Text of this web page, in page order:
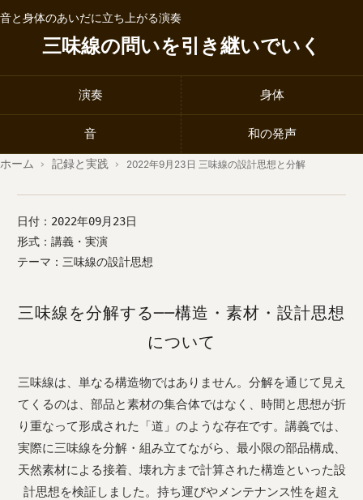
音と身体のあいだに立ち上がる演奏
三味線の問いを引き継いでいく
演奏 身体
音 和の発声
ホーム › 記録と実践 › 2022年9月23日 三味線の設計思想と分解
日付：2022年09月23日
形式：講義・実演
テーマ：三味線の設計思想
三味線を分解する──構造・素材・設計思想
について
三味線は、単なる構造物ではありません。分解を通じて見え
てくるのは、部品と素材の集合体ではなく、時間と思想が折
り重なって形成された「道」のような存在です。講義では、
実際に三味線を分解・組み立てながら、最小限の部品構成、
天然素材による接着、壊れ方まで計算された構造といった設
計思想を検証しました。持ち運びやメンテナンス性を超え